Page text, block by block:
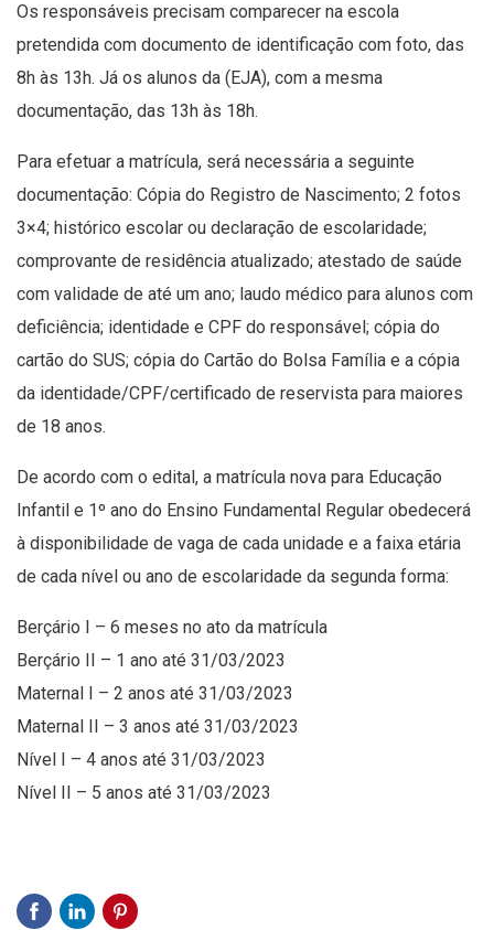
Os responsáveis precisam comparecer na escola
pretendida com documento de identificação com foto, das
8h às 13h. Já os alunos da (EJA), com a mesma
documentação, das 13h às 18h.
Para efetuar a matrícula, será necessária a seguinte
documentação: Cópia do Registro de Nascimento; 2 fotos
3×4; histórico escolar ou declaração de escolaridade;
comprovante de residência atualizado; atestado de saúde
com validade de até um ano; laudo médico para alunos com
deficiência; identidade e CPF do responsável; cópia do
cartão do SUS; cópia do Cartão do Bolsa Família e a cópia
da identidade/CPF/certificado de reservista para maiores
de 18 anos.
De acordo com o edital, a matrícula nova para Educação
Infantil e 1º ano do Ensino Fundamental Regular obedecerá
à disponibilidade de vaga de cada unidade e a faixa etária
de cada nível ou ano de escolaridade da segunda forma:
Berçário I – 6 meses no ato da matrícula
Berçário II – 1 ano até 31/03/2023
Maternal I – 2 anos até 31/03/2023
Maternal II – 3 anos até 31/03/2023
Nível I – 4 anos até 31/03/2023
Nível II – 5 anos até 31/03/2023